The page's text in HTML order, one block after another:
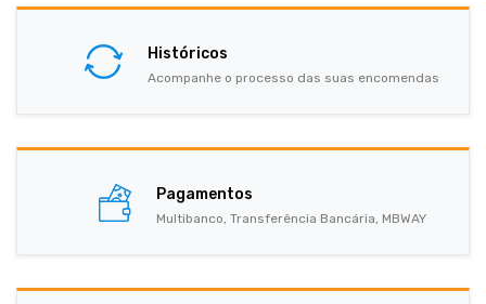
Históricos
Acompanhe o processo das suas encomendas
Pagamentos
Multibanco, Transferência Bancária, MBWAY